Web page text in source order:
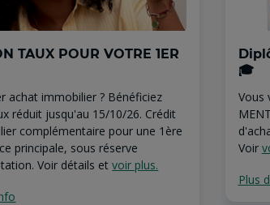
TAUX POUR VOTRE 1ER
achat immobilier ? Bénéficiez
réduit jusqu'au 15/10/26. Crédit
complémentaire pour une 1ère
principale, sous réserve
Voir détails etvoir plus.
🎓
Vous
Voir
Plus